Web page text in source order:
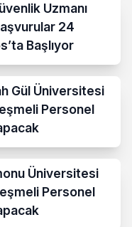
Uzmanı
24
Başlıyor
Gül Üniversitesi
Personel
Üniversitesi
Personel